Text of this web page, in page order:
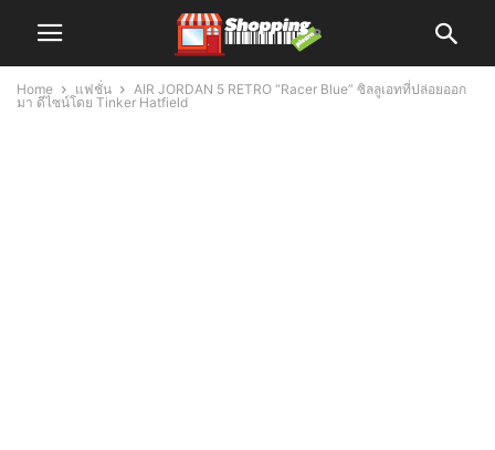
Home แฟชั่น
AIR JORDAN 5 RETRO “Racer Blue” ซิลลูเอทที่ปล่อยออก
มา ดีไซน์โดย Tinker Hatfield